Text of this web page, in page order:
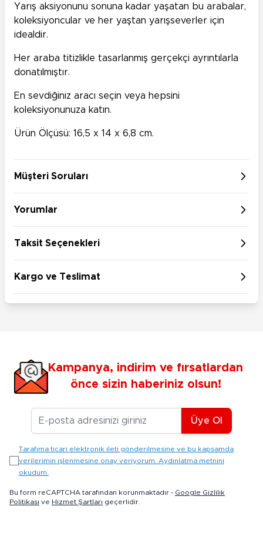
Yarış aksiyonunu sonuna kadar yaşatan bu arabalar,
koleksiyoncular ve her yaştan yarışseverler için
idealdir.
Her araba titizlikle tasarlanmış gerçekçi ayrıntılarla
donatılmıştır.
En sevdiğiniz aracı seçin veya hepsini
koleksiyonunuza katın.
Ürün Ölçüsü: 16,5 x 14 x 6,8 cm.
Müşteri Soruları
Yorumlar
Taksit Seçenekleri
Kargo ve Teslimat
Kampanya, indirim ve fırsatlardan
önce sizin haberiniz olsun!
E-posta Adresiniz
Üye Ol
Tarafıma ticari elektronik ileti gönderilmesine ve bu kapsamda
verilerimin işlenmesine onay veriyorum. Aydınlatma metnini
okudum.
Bu form reCAPTCHA tarafından korunmaktadır - Google Gizlilik
Politikası ve Hizmet Şartları geçerlidir.